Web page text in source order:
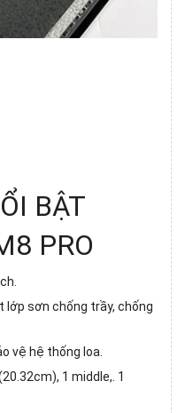
BẬT
PRO
lớp sơn chống trầy, chống
vệ hệ thống loa.
1 middle,. 1